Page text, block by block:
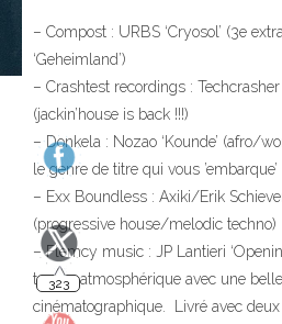
– Compost : URBS ‘Cryosol’ (3e
‘Geheimland’)
– Crashtest recordings : Techcrasher
(jackin’house is back !!!)
– Donkela : Nozao ‘Kounde’ (afro/
le genre de titre qui vous
– Exx Boundless : Axiki/Erik
(progressive house/melodic techno)
– Flemcy music : JP Lantieri
trancy atmosphérique avec une
cinématographique. Livré avec
323